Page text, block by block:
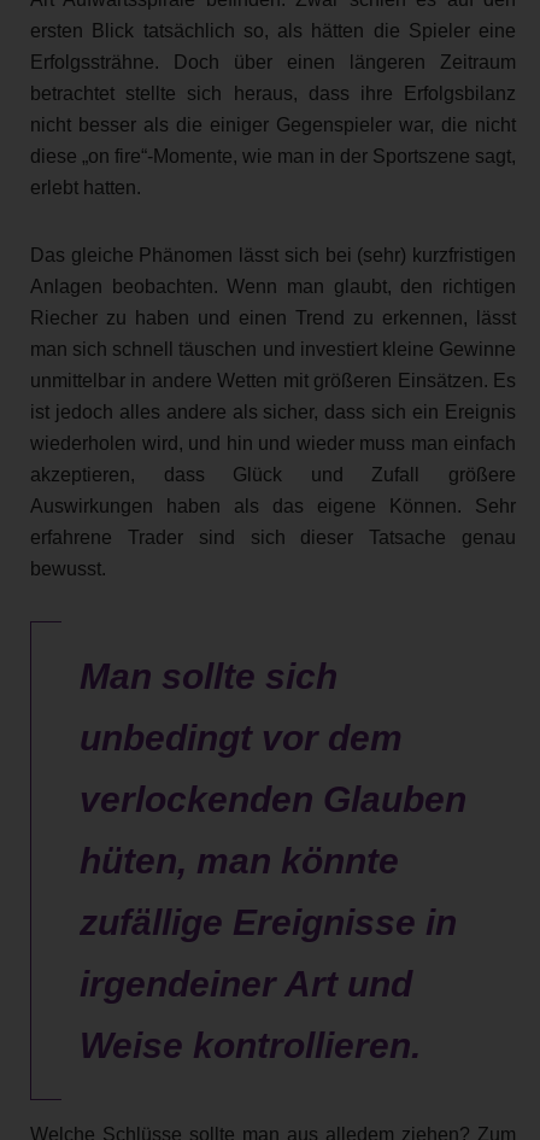
ersten Blick tatsächlich so, als hätten die Spieler eine
Erfolgssträhne. Doch über einen längeren Zeitraum
betrachtet stellte sich heraus, dass ihre Erfolgsbilanz
nicht besser als die einiger Gegenspieler war, die nicht
diese „on fire“-Momente, wie man in der Sportszene sagt,
erlebt hatten.
Das gleiche Phänomen lässt sich bei (sehr) kurzfristigen
Anlagen beobachten. Wenn man glaubt, den richtigen
Riecher zu haben und einen Trend zu erkennen, lässt
man sich schnell täuschen und investiert kleine Gewinne
unmittelbar in andere Wetten mit größeren Einsätzen. Es
ist jedoch alles andere als sicher, dass sich ein Ereignis
wiederholen wird, und hin und wieder muss man einfach
akzeptieren, dass Glück und Zufall größere
Auswirkungen haben als das eigene Können. Sehr
erfahrene Trader sind sich dieser Tatsache genau
bewusst.
Man sollte sich
unbedingt vor dem
verlockenden Glauben
hüten, man könnte
zufällige Ereignisse in
irgendeiner Art und
Weise kontrollieren.
Welche Schlüsse sollte man aus alledem ziehen? Zum